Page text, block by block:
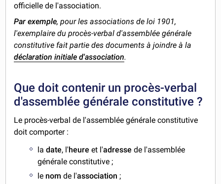
officielle de l'association.
Par exemple, pour les associations de loi 1901,
l'exemplaire du procès-verbal d'assemblée générale
constitutive fait partie des documents à joindre à la
déclaration initiale d'association.
Que doit contenir un procès-verbal
d'assemblée générale constitutive ?
Le procès-verbal de l'assemblée générale constitutive
doit comporter :
ladate, l'heureet l'adresse de l'assemblée
générale constitutive ;
le nom de l'association ;